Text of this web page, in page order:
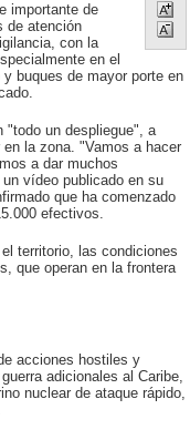
importante de
de atención
con la
en el
buques de mayor porte en
"todo un despliegue", a
la zona. "Vamos a hacer
a dar muchos
vídeo publicado en su
que ha comenzado
efectivos.
territorio, las condiciones
que operan en la frontera
acciones hostiles y
adicionales al Caribe,
nuclear de ataque rápido,